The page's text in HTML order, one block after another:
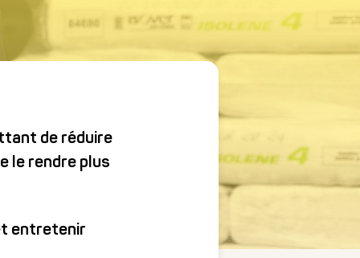
de réduire
le rendre plus
entretenir
obligatoires